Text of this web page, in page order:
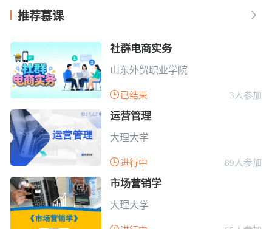
推荐慕课 
社群电商实务
山东外贸职业学院
 已结束 3人参加
运营管理
大理大学
进行中 89人参加
市场营销学
大理大学